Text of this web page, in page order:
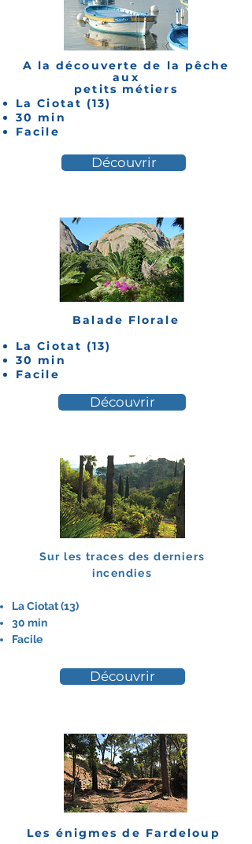
A la découverte de la pêche
aux
petits métiers
La Ciotat (13)
30 min
Facile
Découvrir
Balade Florale
La Ciotat (13)
30 min
Facile
Découvrir
Sur les traces des derniers
incendies
La Ciotat (13)
30 min
Facile
Découvrir
Les énigmes de Fardeloup